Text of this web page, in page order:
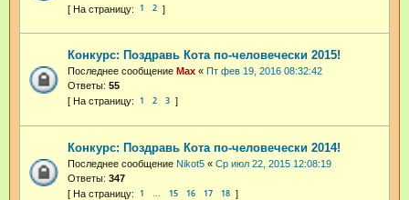
1 2
Конкурс: Поздравь Кота по-человечески 2015!
Последнее сообщение Max « Пт фев 19, 2016 08:32:42
Ответы: 55
1 2 3
Конкурс: Поздравь Кота по-человечески 2014!
Последнее сообщение Nikot5 « Ср июл 22, 2015 12:08:19
Ответы: 347
1 … 15 16 17 18